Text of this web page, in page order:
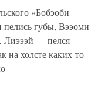
«Бобэоби
губы, Вээоми
Лиэээй — пелся
на холсте каких-то